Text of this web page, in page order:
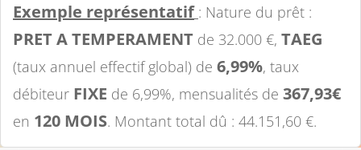
Exemple représentatif : Nature du prêt :
PRET A TEMPERAMENT de 32.000 €, TAEG
(taux annuel effectif global) de 6,99%, taux
débiteur FIXE de 6,99%, mensualités de 367,93€
en 120 MOIS. Montant total dû : 44.151,60 €.